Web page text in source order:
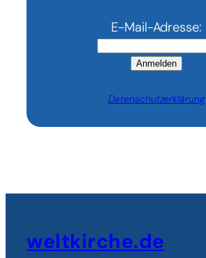
E-Mail-Adresse:
Anmelden
Datenschutzerklärung
weltkirche.de